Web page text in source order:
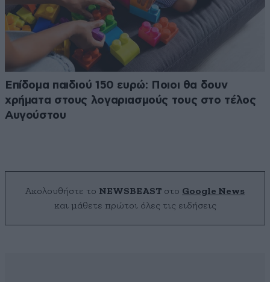
Επίδομα παιδιού 150 ευρώ: Ποιοι θα δουν
χρήματα στους λογαριασμούς τους στο τέλος
Αυγούστου
Ακολουθήστε το NEWSBEAST στο Google News
και μάθετε πρώτοι όλες τις ειδήσεις